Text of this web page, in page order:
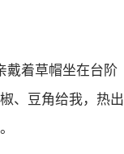
戴着草帽坐在台阶
、豆角给我，热出